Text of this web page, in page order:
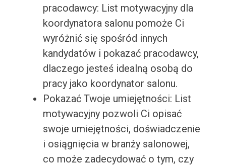
pracodawcy: List motywacyjny dla
koordynatora salonu pomoże Ci
wyróżnić się spośród innych
kandydatów i pokazać pracodawcy,
dlaczego jesteś idealną osobą do
pracy jako koordynator salonu.
Pokazać Twoje umiejętności: List
motywacyjny pozwoli Ci opisać
swoje umiejętności, doświadczenie
i osiągnięcia w branży salonowej,
co może zadecydować o tym, czy